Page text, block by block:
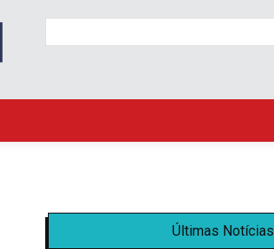
Últimas Notícias